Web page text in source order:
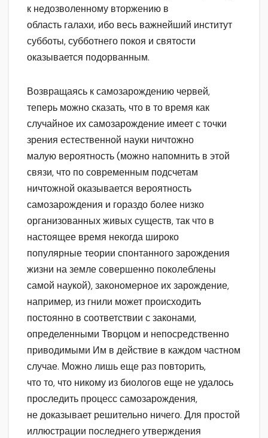
к недозволенному вторжению в
область галахи, ибо весь важнейший институт
субботы, субботнего покоя и святости
оказывается подорванным.
Возвращаясь к самозарождению червей,
теперь можно сказать, что в то время как
случайное их самозарождение имеет с точки
зрения естественной науки ничтожно
малую вероятность (можно напомнить в этой
связи, что по современным подсчетам
ничтожной оказывается вероятность
самозарождения и гораздо более низко
организованных живых существ, так что в
настоящее время некогда широко
популярные теории спонтанного зарождения
жизни на земле совершенно поколеблены
самой наукой), закономерное их зарождение,
например, из гнили может происходить
постоянно в соответствии с законами,
определенными Творцом и непосредственно
приводимыми Им в действие в каждом частном
случае. Можно лишь еще раз повторить,
что то, что никому из биологов еще не удалось
проследить процесс самозарождения,
не доказывает решительно ничего. Для простой
иллюстрации последнего утверждения